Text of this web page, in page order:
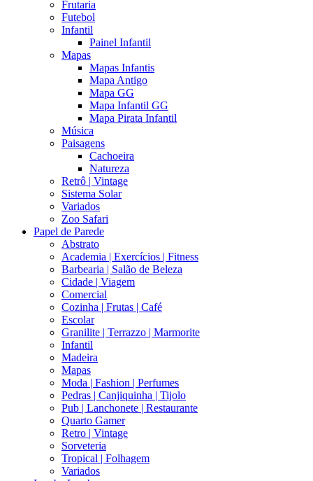
Frutaria
Futebol
Infantil
Painel Infantil
Mapas
Mapas Infantis
Mapa Antigo
Mapa GG
Mapa Infantil GG
Mapa Pirata Infantil
Música
Paisagens
Cachoeira
Natureza
Retrô | Vintage
Sistema Solar
Variados
Zoo Safari
Papel de Parede
Abstrato
Academia | Exercícios | Fitness
Barbearia | Salão de Beleza
Cidade | Viagem
Comercial
Cozinha | Frutas | Café
Escolar
Granilite | Terrazzo | Marmorite
Infantil
Madeira
Mapas
Moda | Fashion | Perfumes
Pedras | Canjiquinha | Tijolo
Pub | Lanchonete | Restaurante
Quarto Gamer
Retro | Vintage
Sorveteria
Tropical | Folhagem
Variados